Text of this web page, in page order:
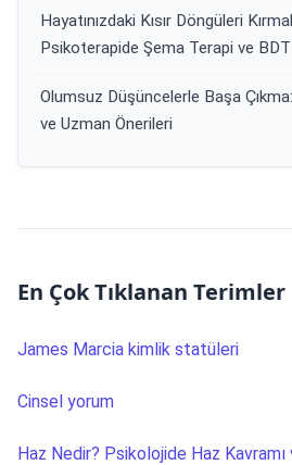
Hayatınızdaki Kısır Döngüleri
Psikoterapide Şema Terapi ve BDT
Olumsuz Düşüncelerle Başa
ve Uzman Önerileri
En Çok Tıklanan Terimler
James Marcia kimlik statüleri
Cinsel yorum
Haz Nedir? Psikolojide Haz Kavramı